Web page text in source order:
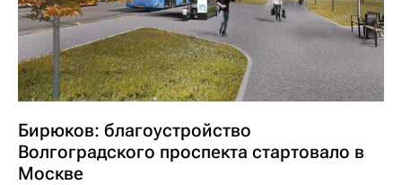
Бирюков: благоустройство
Волгоградского проспекта стартовало в
Москве